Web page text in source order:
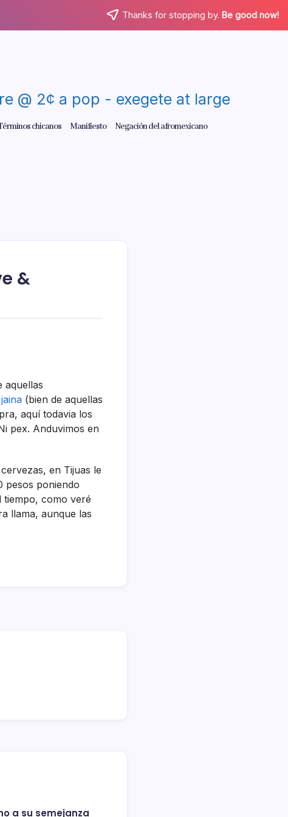
Thanks for stopping by. Be good now!
@ 2¢ a pop - exegete at large
chicanos Manifiesto Negación del afromexicano
&
aquellas
(bien de aquellas
aquí­ todavia los
pex. Anduvimos en
en Tijuas le
pesos poniendo
como veré
llama, aunque las
a su semejanza